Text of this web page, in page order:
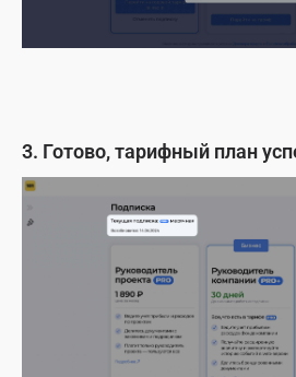
3. Готово, тарифный план